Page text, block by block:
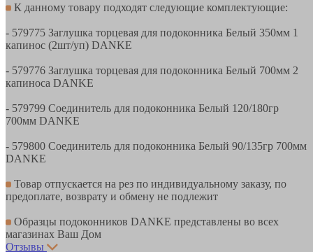
К данному товару подходят следующие комплектующие:
- 579775 Заглушка торцевая для подоконника Белый 350мм 1
капинос (2шт/уп) DANKE
- 579776 Заглушка торцевая для подоконника Белый 700мм 2
капиноса DANKE
- 579799 Соединитель для подоконника Белый 120/180гр
700мм DANKE
- 579800 Соединитель для подоконника Белый 90/135гр 700мм
DANKE
Товар отпускается на рез по индивидуальному заказу, по
предоплате, возврату и обмену не подлежит
Образцы подоконников DANKE представлены во всех
магазинах Ваш Дом
Отзывы